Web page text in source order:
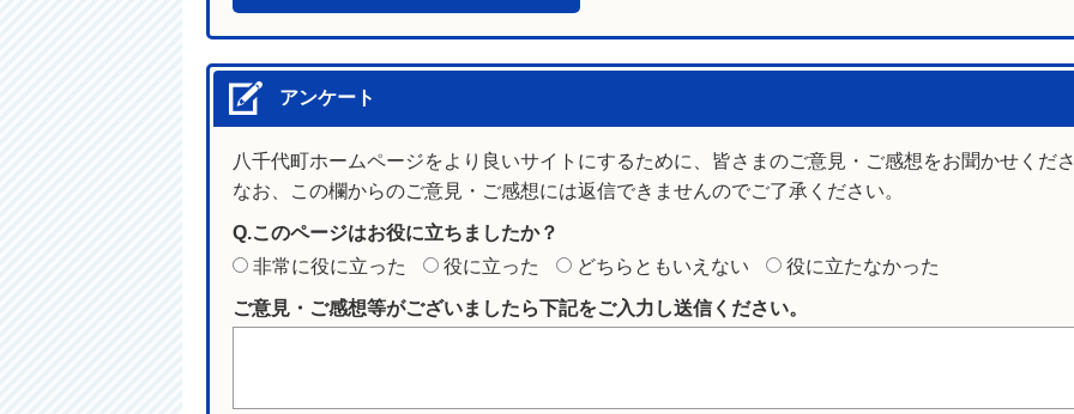
アンケート
八千代町ホームページをより良いサイトにするために、皆さまのご意見・ご感想をお聞かせくだ
なお、この欄からのご意見・ご感想には返信できませんのでご了承ください。
Q.このページはお役に立ちましたか？
非常に役に立った
役に立った どちらともいえない 役に立たなかった
ご意見・ご感想等がございましたら下記をご入力し送信ください。